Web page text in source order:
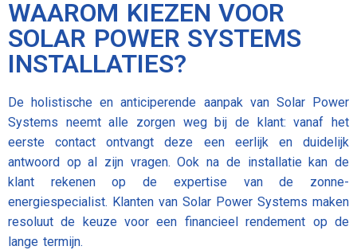
WAAROM KIEZEN VOOR
SOLAR POWER SYSTEMS
INSTALLATIES?
De holistische en anticiperende aanpak van Solar Power
Systems neemt alle zorgen weg bij de klant: vanaf het
eerste contact ontvangt deze een eerlijk en duidelijk
antwoord op al zijn vragen. Ook na de installatie kan de
klant rekenen op de expertise van de zonne-
energiespecialist. Klanten van Solar Power Systems maken
resoluut de keuze voor een financieel rendement op de
lange termijn.